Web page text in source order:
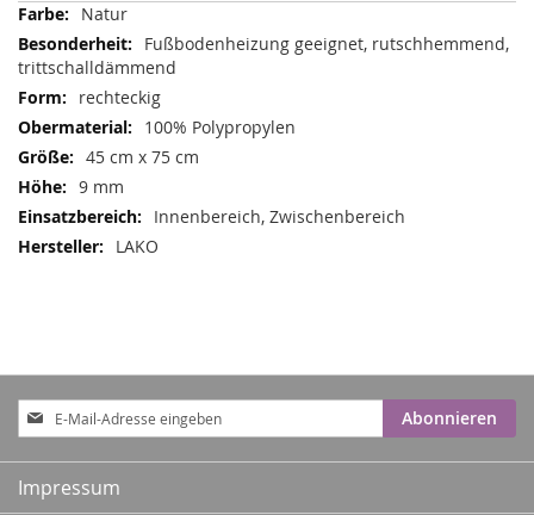
Mehr
Informationen
Natur
Fußbodenheizung geeignet, rutschhemmend,
trittschalldämmend
rechteckig
100% Polypropylen
45 cm x 75 cm
9 mm
Innenbereich, Zwischenbereich
LAKO
Anmeldung
zum
Newsletter:
Abonnieren
Impressum